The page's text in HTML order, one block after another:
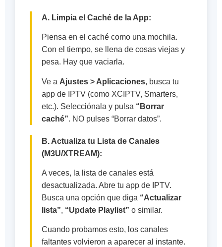
A. Limpia el Caché de la App:
Piensa en el caché como una mochila.
Con el tiempo, se llena de cosas viejas y
pesa. Hay que vaciarla.
Ve a Ajustes > Aplicaciones, busca tu
app de IPTV (como XCIPTV, Smarters,
etc.). Selecciónala y pulsa “Borrar
caché”. NO pulses “Borrar datos”.
B. Actualiza tu Lista de Canales
(M3U/XTREAM):
A veces, la lista de canales está
desactualizada. Abre tu app de IPTV.
Busca una opción que diga “Actualizar
lista”, “Update Playlist” o similar.
Cuando probamos esto, los canales
faltantes volvieron a aparecer al instante.